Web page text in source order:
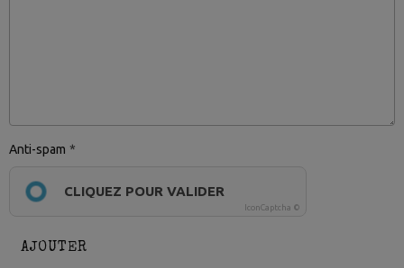
Anti-spam
CLIQUEZ POUR VALIDER
IconCaptcha ©
AJOUTER